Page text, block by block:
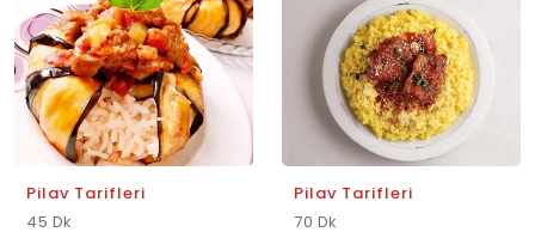
Pilav Tarifleri
45 Dk
Pilav Tarifleri
70 Dk